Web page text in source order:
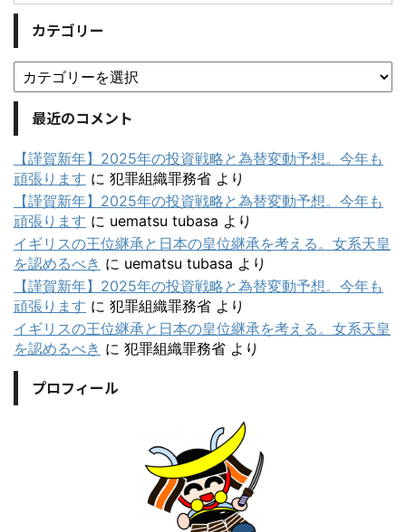
カテゴリー
最近のコメント
【謹賀新年】2025年の投資戦略と為替変動予想。今年も
頑張ります に 犯罪組織罪務省 より
【謹賀新年】2025年の投資戦略と為替変動予想。今年も
頑張ります に uematsu tubasa より
イギリスの王位継承と日本の皇位継承を考える。女系天皇
を認めるべき に uematsu tubasa より
【謹賀新年】2025年の投資戦略と為替変動予想。今年も
頑張ります に 犯罪組織罪務省 より
イギリスの王位継承と日本の皇位継承を考える。女系天皇
を認めるべき に 犯罪組織罪務省 より
プロフィール